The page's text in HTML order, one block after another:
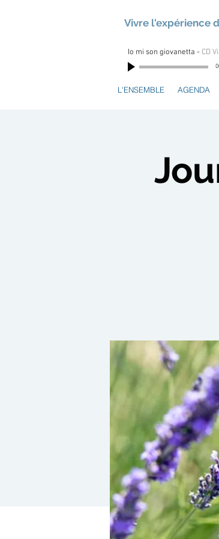
Vivre l'expérience
Io mi son giovanetta - CD
L'ENSEMBLE AGENDA